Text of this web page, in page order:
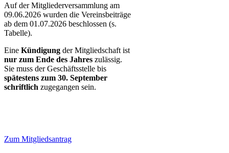
Auf der Mitgliederversammlung am
09.06.2026 wurden die Vereinsbeiträge
ab dem 01.07.2026 beschlossen (s.
Tabelle).
Eine Kündigung der Mitgliedschaft ist
nur zum Ende des Jahres zulässig.
Sie muss der Geschäftsstelle bis
spätestens zum 30. September
schriftlich zugegangen sein.
Zum Mitgliedsantrag